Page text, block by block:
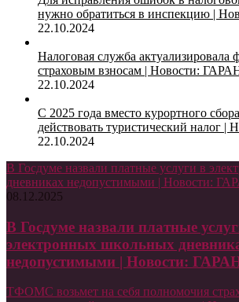
нужно обратиться в инспекцию |
22.10.2024
Налоговая служба актуализировала
страховым взносам | Новости:
22.10.2024
С 2025 года вместо курортного
действовать туристический налог
22.10.2024
В Госдуме назвали платные услуги в
дневниках недопустимыми | Новости:
08.12.2025
В Госдуме назвали платные
электронных школьных
недопустимыми | Новости:
ТФОМС возьмет на себя полномочия